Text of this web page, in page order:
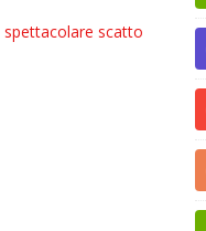
spettacolare scatto